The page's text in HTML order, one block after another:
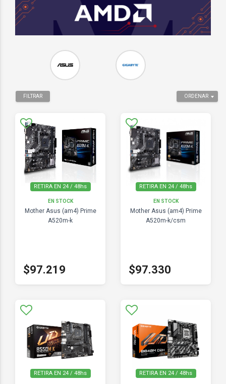
ORDENAR
FILTRAR
RETIRA EN 24 / 48hs
EN STOCK
Mother Asus (am4) Prime
A520m-k
$97.219
RETIRA EN 24 / 48hs
EN STOCK
Mother Asus (am4) Prime
A520m-k/csm
$97.330
RETIRA EN 24 / 48hs RETIRA EN 24 / 48hs